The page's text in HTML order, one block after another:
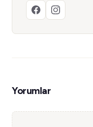
Yorumlar